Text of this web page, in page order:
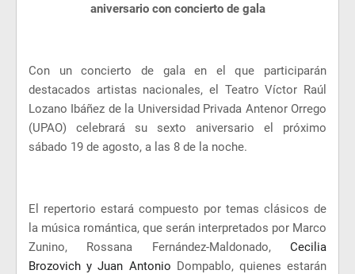
aniversario con concierto de gala
Con un concierto de gala en el que participarán
destacados artistas nacionales, el Teatro Víctor Raúl
Lozano Ibáñez de la Universidad Privada Antenor Orrego
(UPAO) celebrará su sexto aniversario el próximo
sábado 19 de agosto, a las 8 de la noche.
El repertorio estará compuesto por temas clásicos de
la música romántica, que serán interpretados por Marco
Zunino, Rossana Fernández-Maldonado, Cecilia
Brozovich y Juan Antonio Dompablo, quienes estarán